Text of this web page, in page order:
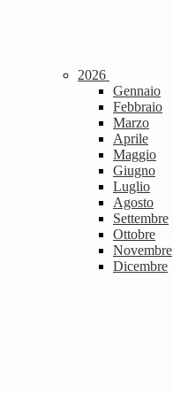
2026
Gennaio
Febbraio
Marzo
Aprile
Maggio
Giugno
Luglio
Agosto
Settembre
Ottobre
Novembre
Dicembre